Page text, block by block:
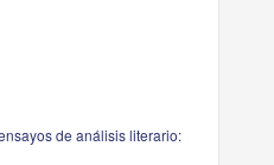
de análisis literario: